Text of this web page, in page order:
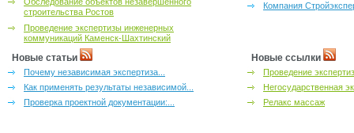
строительства Ростов
Проведение экспертизы инженерных
коммуникаций Каменск-Шахтинский
Компания
Новые статьи
Почему независимая экспертиза...
Как применять результаты независимой...
Проверка проектной документации:...
Новые ссылки
Проведение
Негосударственная
Релакс массаж